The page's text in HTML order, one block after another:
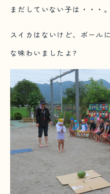
まだしていない子は・・・。
スイカはないけど、ボール
な味わいましたよ?